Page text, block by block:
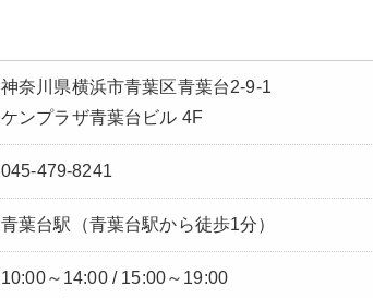
神奈川県横浜市青葉区青葉台2-9-1
ケンプラザ青葉台ビル 4F
045-479-8241
青葉台駅（青葉台駅から徒歩1分）
10:00～14:00 / 15:00～19:00